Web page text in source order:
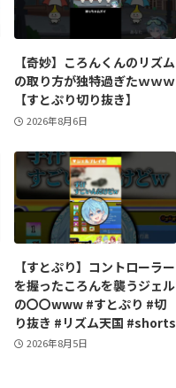
【奇妙】ころんくんのリズム
の取り方が独特過ぎたｗｗｗ
【すとぷり切り抜き】
2026年8月6日
【すとぷり】コントローラー
を握ったころんを襲うジェル
の〇〇www #すとぷり #切
り抜き #リズム天国 #shorts
2026年8月5日